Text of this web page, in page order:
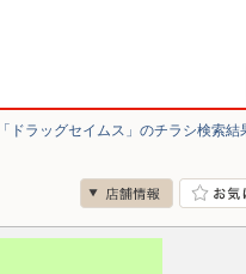
「ドラッグセイムス」のチラシ検索結